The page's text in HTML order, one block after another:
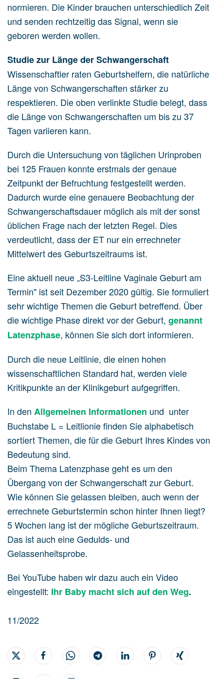
normieren. Die Kinder brauchen unterschiedlich Zeit
und senden rechtzeitig das Signal, wenn sie
geboren werden wollen.
Studie zur Länge der Schwangerschaft
Wissenschaftler raten Geburtshelfern, die natürliche
Länge von Schwangerschaften stärker zu
respektieren. Die oben verlinkte Studie belegt, dass
die Länge von Schwangerschaften um bis zu 37
Tagen variieren kann.
Durch die Untersuchung von täglichen Urinproben
bei 125 Frauen konnte erstmals der genaue
Zeitpunkt der Befruchtung festgestellt werden.
Dadurch wurde eine genauere Beobachtung der
Schwangerschaftsdauer möglich als mit der sonst
üblichen Frage nach der letzten Regel. Dies
verdeutlicht, dass der ET nur ein errechneter
Mittelwert des Geburtszeitraums ist.
Eine aktuell neue „S3-Leitline Vaginale Geburt am
Termin" ist seit Dezember 2020 gültig. Sie formuliert
sehr wichtige Themen die Geburt betreffend. Über
die wichtige Phase direkt vor der Geburt, genannt
Latenzphase, können Sie sich dort informieren.
Durch die neue Leitlinie, die einen hohen
wissenschaftlichen Standard hat, werden viele
Kritikpunkte an der Klinikgeburt aufgegriffen.
In den Allgemeinen Informationen und unter
Buchstabe L = Leitlionie finden Sie alphabetisch
sortiert Themen, die für die Geburt Ihres Kindes von
Bedeutung sind.
Beim Thema Latenzphase geht es um den
Übergang von der Schwangerschaft zur Geburt.
Wie können Sie gelassen bleiben, auch wenn der
errechnete Geburtstermin schon hinter Ihnen liegt?
5 Wochen lang ist der mögliche Geburtszeitraum.
Das ist auch eine Gedulds- und
Gelassenheitsprobe.
Bei YouTube haben wir dazu auch ein Video
eingestellt: Ihr Baby macht sich auf den Weg.
11/2022